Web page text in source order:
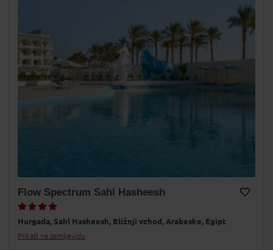
Flow Spectrum Sahl Hasheesh
Hurgada, Sahl Hasheesh, Bližnji vzhod, Arabeske, Egipt
Prikaži na zemljevidu